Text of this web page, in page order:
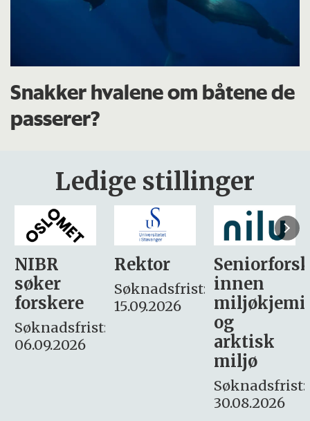
Snakker hvalene om båtene de
passerer?
Ledige stillinger
Rektor
Søknadsfrist:
15.09.2026
Seniorforsker
innen
miljøkjemi
søker
– fast
Søknadsfrist:
16. august.